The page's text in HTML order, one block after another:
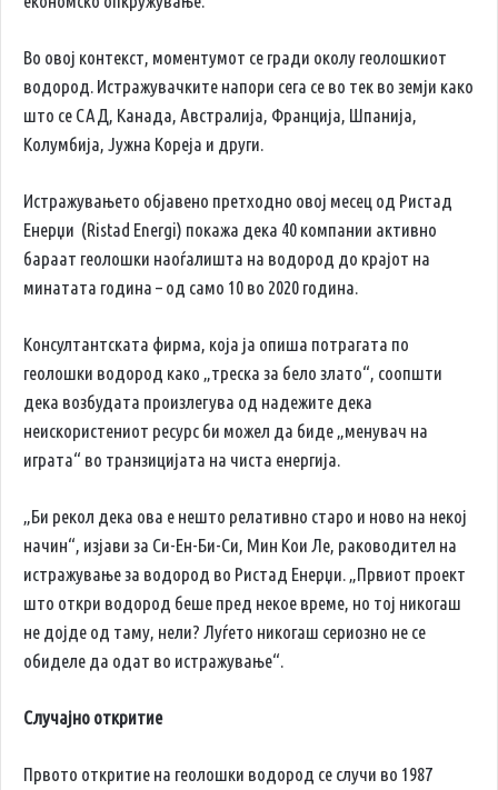
Во овој контекст, моментумот се гради околу геолошкиот
водород. Истражувачките напори сега се во тек во земји како
што се САД, Канада, Австралија, Франција, Шпанија,
Колумбија, Јужна Кореја и други.
Истражувањето објавено претходно овој месец од Ристад
Енерџи (Ristad Energi) покажа дека 40 компании активно
бараат геолошки наоѓалишта на водород до крајот на
минатата година – од само 10 во 2020 година.
Консултантската фирма, која ја опиша потрагата по
геолошки водород како „треска за бело злато“, соопшти
дека возбудата произлегува од надежите дека
неискористениот ресурс би можел да биде „менувач на
играта“ во транзицијата на чиста енергија.
„Би рекол дека ова е нешто релативно старо и ново на некој
начин“, изјави за Си-Ен-Би-Си, Мин Кои Ле, раководител на
истражување за водород во Ристад Енерџи. „Првиот проект
што откри водород беше пред некое време, но тој никогаш
не дојде од таму, нели? Луѓето никогаш сериозно не се
обиделе да одат во истражување“.
Случајно откритие
Првото откритие на геолошки водород се случи во 1987